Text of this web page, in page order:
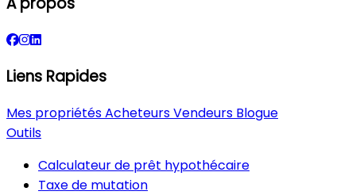
Liens Rapides
Mes propriétésAcheteursVendeurs Blogue
Outils
Calculateur de prêt hypothécaire
Taxe de mutation